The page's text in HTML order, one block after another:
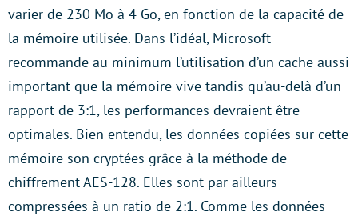
varier de 230 Mo à 4 Go, en fonction de la capacité de
la mémoire utilisée. Dans l’idéal, Microsoft
recommande au minimum l’utilisation d’un cache aussi
important que la mémoire vive tandis qu’au-delà d’un
rapport de 3:1, les performances devraient être
optimales. Bien entendu, les données copiées sur cette
mémoire son cryptées grâce à la méthode de
chiffrement AES-128. Elles sont par ailleurs
compressées à un ratio de 2:1. Comme les données